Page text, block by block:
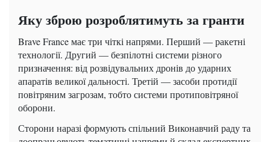
Яку зброю розроблятимуть за гранти
Brave France має три чіткі напрями. Перший — ракетні
технології. Другий — безпілотні системи різного
призначення: від розвідувальних дронів до ударних
апаратів великої дальності. Третій — засоби протидії
повітряним загрозам, тобто системи протиповітряної
оборони.
Сторони наразі формують спільний Виконавчий раду та